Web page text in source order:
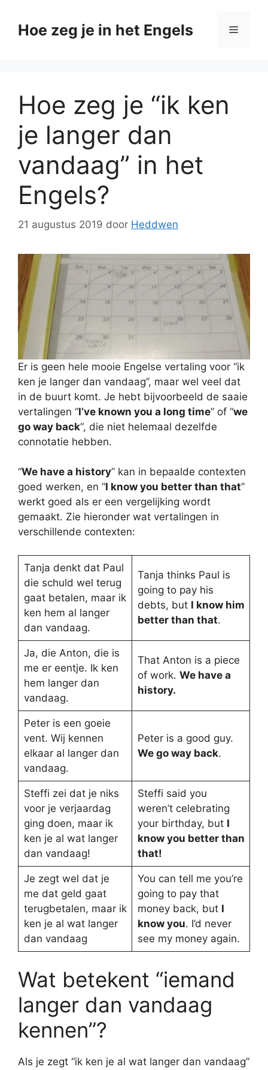
naarHoe zeg je in het Engels Menu
Hoe zeg je “ik ken
je langer dan
vandaag” in het
Engels?
21 augustus 2019 door Heddwen
Er is geen hele mooie Engelse vertaling voor “ik
ken je langer dan vandaag”, maar wel veel dat
in de buurt komt. Je hebt bijvoorbeeld de saaie
vertalingen “I’ve known you a long time” of “we
go way back“, die niet helemaal dezelfde
connotatie hebben.
“We have a history” kan in bepaalde contexten
goed werken, en “I know you better than that”
werkt goed als er een vergelijking wordt
gemaakt. Zie hieronder wat vertalingen in
verschillende contexten:
Tanja denkt dat Paul
die schuld wel terug
gaat betalen, maar ik
ken hem al langer
dan vandaag.
Tanja thinks Paul is
going to pay his
debts, but I know him
better than that.
Ja, die Anton, die is
me er eentje. Ik ken
hem langer dan
vandaag.
That Anton is a piece
of work. We have a
history.
Peter is een goeie
vent. Wij kennen
elkaar al langer dan
vandaag.
Peter is a good guy.
We go way back.
Steffi zei dat je niks
voor je verjaardag
ging doen, maar ik
ken je al wat langer
dan vandaag!
Steffi said you
weren’t celebrating
your birthday, but I
know you better than
that!
Je zegt wel dat je
me dat geld gaat
terugbetalen, maar ik
ken je al wat langer
dan vandaag
You can tell me you’re
going to pay that
money back, but I
know you. I’d never
see my money again.
Wat betekent “iemand
langer dan vandaag
kennen”?
Als je zegt “ik ken je al wat langer dan vandaag”